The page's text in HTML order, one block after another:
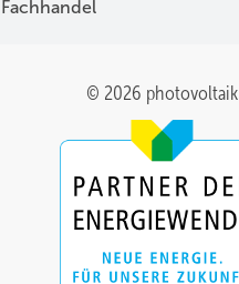
Fachhandel
© 2026 photovoltaik